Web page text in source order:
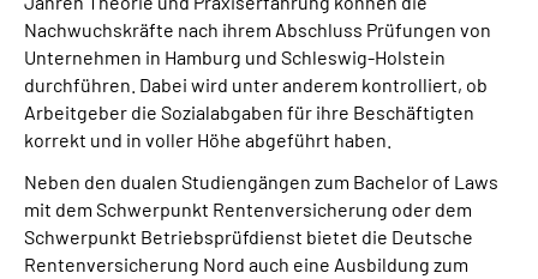
Nachwuchskräfte nach ihrem Abschluss Prüfungen von
Unternehmen in Hamburg und Schleswig-Holstein
durchführen. Dabei wird unter anderem kontrolliert, ob
Arbeitgeber die Sozialabgaben für ihre Beschäftigten
korrekt und in voller Höhe abgeführt haben.
Neben den dualen Studiengängen zum Bachelor of Laws
mit dem Schwerpunkt Rentenversicherung oder dem
Schwerpunkt Betriebsprüfdienst bietet die Deutsche
Rentenversicherung Nord auch eine Ausbildung zum